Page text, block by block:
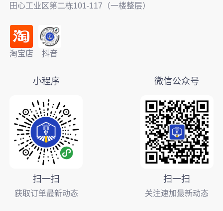
田心工业区第二栋101-117（一楼整层）
淘宝店 抖音
小程序
扫一扫
获取订单最新动态
微信公众号
扫一扫
关注速加最新动态